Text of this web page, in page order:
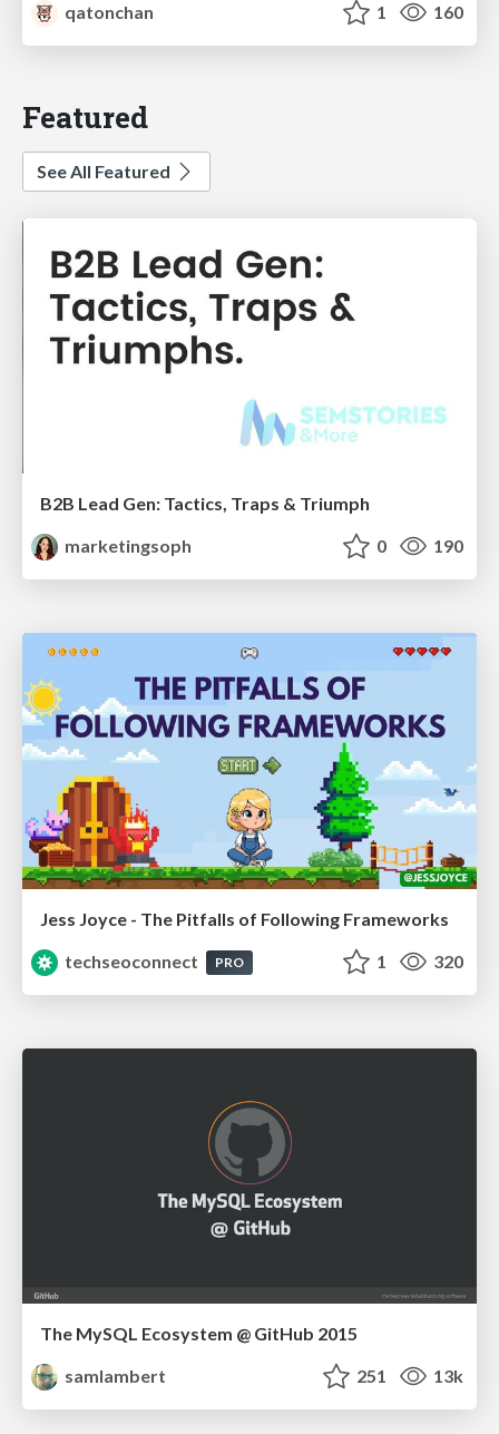
qatonchan
1 160
Featured
See All Featured
B2B Lead Gen: Tactics, Traps & Triumph
marketingsoph
0 190
Jess Joyce - The Pitfalls of Following Frameworks
techseoconnect
PRO 1 320
The MySQL Ecosystem @ GitHub 2015
samlambert
251 13k